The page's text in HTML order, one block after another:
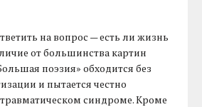
на вопрос — есть ли жизнь
от большинства картин
поэзия» обходится без
и пытается честно
синдроме. Кроме